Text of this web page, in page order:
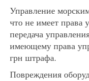
Управление
что не имеет права
передача
имеющему права
грн штрафа.
Повреждения